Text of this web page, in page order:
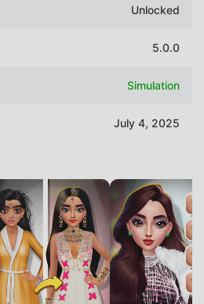
Unlocked
5.0.0
Simulation
July 4, 2025